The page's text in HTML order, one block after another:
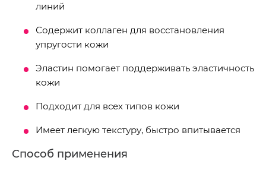
линий
Содержит коллаген для восстановления
упругости кожи
Эластин помогает поддерживать эластичность
кожи
Подходит для всех типов кожи
Имеет легкую текстуру, быстро впитывается
Способ применения